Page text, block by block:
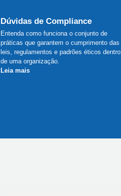
Dúvidas de Compliance
Entenda como funciona o conjunto de
práticas que garantem o cumprimento das
leis, regulamentos e padrões éticos dentro
de uma organização.
Leia mais